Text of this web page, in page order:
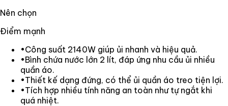
Nên chọn
Điểm mạnh
•Công suất 2140W giúp ủi nhanh và hiệu quả.
•Bình chứa nước lớn 2 lít, đáp ứng nhu cầu ủi nhiều
quần áo.
•Thiết kế dạng đứng, có thể ủi quần áo treo tiện lợi.
•Tích hợp nhiều tính năng an toàn như tự ngắt khi
quá nhiệt.